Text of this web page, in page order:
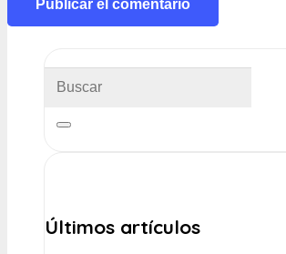
Publicar el comentario
Últimos artículos